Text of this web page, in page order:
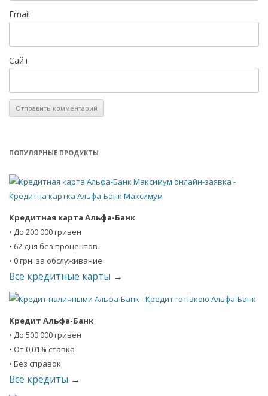
я
Email
Сайт
ПОПУЛЯРНЫЕ ПРОДУКТЫ
Кредитная карта Альфа-Банк
• До 200 000 гривен
• 62 дня без процентов
• 0 грн. за обслуживание
Все кредитные карты →
Кредит Альфа-Банк
• До 500 000 гривен
• От 0,01% ставка
• Без справок
Все кредиты →